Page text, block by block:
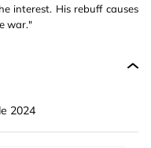
interest. His rebuff causes
war."
2024